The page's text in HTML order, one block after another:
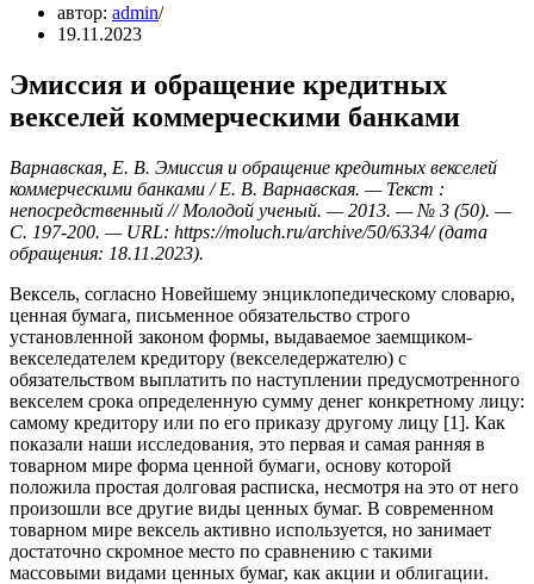
автор: admin
19.11.2023
Эмиссия и обращение кредитных
векселей коммерческими банками
Варнавская, Е. В. Эмиссия и обращение кредитных векселей
коммерческими банками / Е. В. Варнавская. — Текст :
непосредственный // Молодой ученый. — 2013. — № 3 (50). —
С. 197-200. — URL: https://moluch.ru/archive/50/6334/ (дата
обращения: 18.11.2023).
Вексель, согласно Новейшему энциклопедическому словарю,
ценная бумага, письменное обязательство строго
установленной законом формы, выдаваемое заемщиком-
векселедателем кредитору (векселедержателю) с
обязательством выплатить по наступлении предусмотренного
векселем срока определенную сумму денег конкретному лицу:
самому кредитору или по его приказу другому лицу [1]. Как
показали наши исследования, это первая и самая ранняя в
товарном мире форма ценной бумаги, основу которой
положила простая долговая расписка, несмотря на это от него
произошли все другие виды ценных бумаг. В современном
товарном мире вексель активно используется, но занимает
достаточно скромное место по сравнению с такими
массовыми видами ценных бумаг, как акции и облигации.